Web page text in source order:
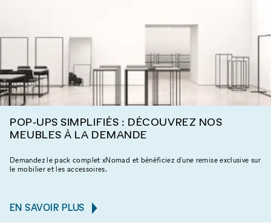
POP-UPS SIMPLIFIÉS : DÉCOUVREZ NOS
MEUBLES À LA DEMANDE
Demandez le pack complet xNomad et bénéficiez d'une remise exclusive sur
le mobilier et les accessoires.
EN SAVOIR PLUS